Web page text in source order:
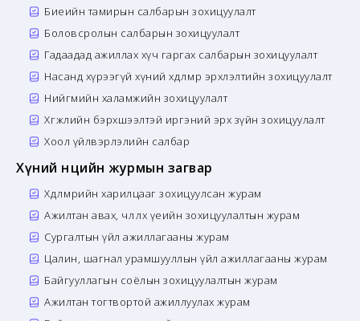
Биеийн тамирын салбарын зохицуулалт
Боловсролын салбарын зохицуулалт
Гадаадад ажиллах хүч гаргах салбарын зохицуулалт
Насанд хүрээгүй хүний хөдөлмөр эрхлэлтийн зохицуулалт
Нийгмийн халамжийн зохицуулалт
Хөгжлийн бэрхшээлтэй иргэний эрх зүйн зохицуулалт
Хоол үйлвэрлэлийн салбар
Хүний нөөцийн журмын загвар
Хөдөлмөрийн харилцааг зохицуулсан журам
Ажилтан авах, чөлөөлөх үеийн зохицуулалтын журам
Сургалтын үйл ажиллагааны журам
Цалин, шагнал урамшууллын үйл ажиллагааны журам
Байгууллагын соёлын зохицуулалтын журам
Ажилтан тогтвортой ажиллуулах журам